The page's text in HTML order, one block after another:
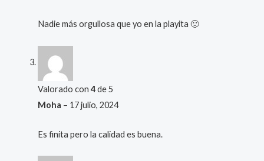
Nadie más orgullosa que yo en la playita 🙂
Valorado con 4de 5
Moha – 17 julio, 2024
Es finita pero la calidad es buena.